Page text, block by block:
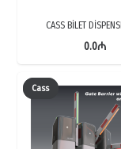
CASS BİLET
0.0₼
Cass